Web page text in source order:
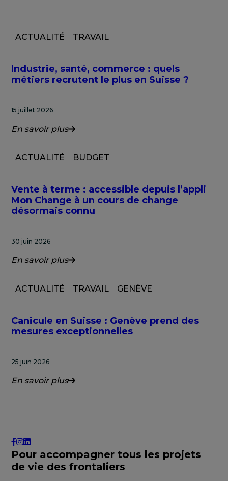
ACTUALITÉ TRAVAIL
Industrie, santé, commerce : quels
métiers recrutent le plus en Suisse ?
15 juillet 2026
En savoir plus
ACTUALITÉ BUDGET
Vente à terme : accessible depuis l’appli
Mon Change à un cours de change
désormais connu
30 juin 2026
En savoir plus
ACTUALITÉ TRAVAIL GENÈVE
Canicule en Suisse : Genève prend des
mesures exceptionnelles
25 juin 2026
En savoir plus
Pour accompagner tous les projets
de vie des frontaliers